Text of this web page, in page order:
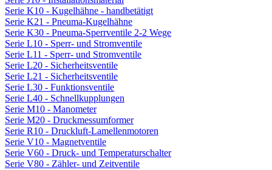
Serie K10 - Kugelhähne - handbetätigt
Serie K21 - Pneuma-Kugelhähne
Serie K30 - Pneuma-Sperrventile 2-2 Wege
Serie L10 - Sperr- und Stromventile
Serie L11 - Sperr- und Stromventile
Serie L20 - Sicherheitsventile
Serie L21 - Sicherheitsventile
Serie L30 - Funktionsventile
Serie L40 - Schnellkupplungen
Serie M10 - Manometer
Serie M20 - Druckmessumformer
Serie R10 - Druckluft-Lamellenmotoren
Serie V10 - Magnetventile
Serie V60 - Druck- und Temperaturschalter
Serie V80 - Zähler- und Zeitventile